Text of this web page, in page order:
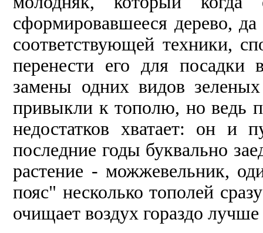
сформировавшееся дерево,
соответствующей техники,
перенести его для посадки
замены одних видов
привыкли к тополю, но ведь
недостатков хватает: он
последние годы буквально
растение - можжевельник,
пояс" несколько тополей
очищает воздух гораздо